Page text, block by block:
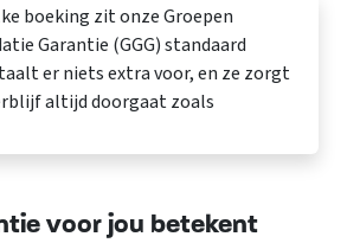
boeking zit onze Groepen
Garantie (GGG) standaard
er niets extra voor, en ze zorgt
altijd doorgaat zoals
voor jou betekent